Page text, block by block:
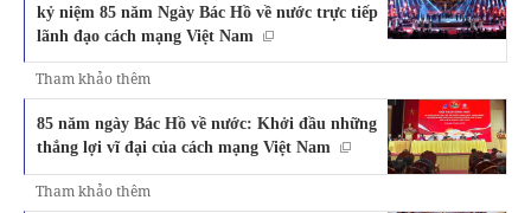
kỷ niệm 85 năm Ngày Bác Hồ về nước trực tiếp
lãnh đạo cách mạng Việt Nam
Tham khảo thêm
85 năm ngày Bác Hồ về nước: Khởi đầu những
thắng lợi vĩ đại của cách mạng Việt Nam
Tham khảo thêm